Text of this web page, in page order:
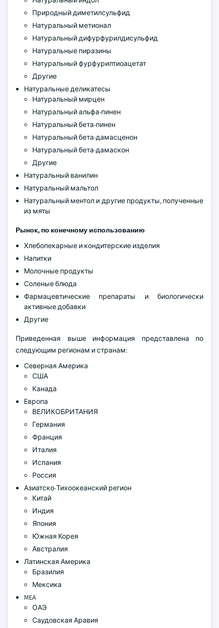
Природный диметилсульфид
Натуральный метионал
Натуральный дифурфурилдисульфид
Натуральные пиразины
Натуральный фурфурилтиоацетат
Другие
Натуральные деликатесы
Натуральный мирцен
Натуральный альфа-пинен
Натуральный бета-пинен
Натуральный бета-дамасценон
Натуральный бета-дамаскон
Другие
Натуральный ванилин
Натуральный мальтол
Натуральный ментол и другие продукты, полученные
из мяты
Рынок, по конечному использованию
Хлебопекарные и кондитерские изделия
Напитки
Молочные продукты
Соленые блюда
Фармацевтические препараты и биологически
активные добавки
Другие
Приведенная выше информация представлена по
следующим регионам и странам:
Северная Америка
США
Канада
Европа
ВЕЛИКОБРИТАНИЯ
Германия
Франция
Италия
Испания
Россия
Азиатско-Тихоокеанский регион
Китай
Индия
Япония
Южная Корея
Австралия
Латинская Америка
Бразилия
Мексика
MEA
ОАЭ
Саудовская Аравия